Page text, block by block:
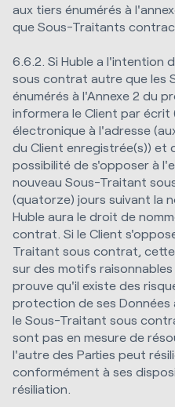
aux tiers énumérés à
que Sous-Traitants
6.6.2. Si Huble a l'intention
sous contrat autre que les
énumérés à l'Annexe 2 du
informera le Client par
électronique à l'adresse
du Client enregistrée(s)) et
possibilité de s'opposer à
nouveau Sous-Traitant
(quatorze) jours suivant la
Huble aura le droit de
contrat. Si le Client
Traitant sous contrat,
sur des motifs raisonnables
prouve qu'il existe des
protection de ses
le Sous-Traitant sous
sont pas en mesure de
l'autre des Parties peut
conformément à ses
résiliation.